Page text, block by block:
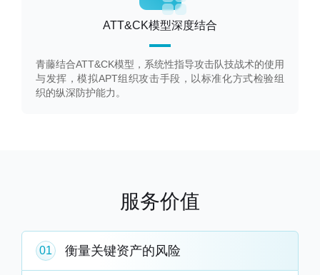
ATT&CK模型深度结合
青藤结合ATT&CK模型，系统性指导攻击队技战术的使用
与发挥，模拟APT组织攻击手段，以标准化方式检验组
织的纵深防护能力。
服务价值
01 衡量关键资产的风险